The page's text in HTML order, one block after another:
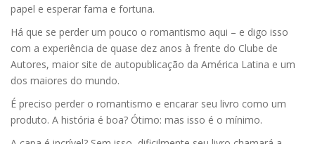
papel e esperar fama e fortuna.
Há que se perder um pouco o romantismo aqui – e digo isso
com a experiência de quase dez anos à frente do Clube de
Autores, maior site de autopublicação da América Latina e um
dos maiores do mundo.
É preciso perder o romantismo e encarar seu livro como um
produto. A história é boa? Ótimo: mas isso é o mínimo.